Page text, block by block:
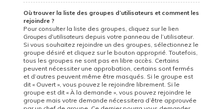
Où trouver la liste des groupes d’utilisateurs et comment les
rejoindre ?
Pour consulter la liste des groupes, cliquez sur le lien
Groupes d’utilisateurs depuis votre panneau de l’utilisateur.
Si vous souhaitez rejoindre un des groupes, sélectionnez le
groupe désiré et cliquez sur le bouton approprié. Toutefois,
tous les groupes ne sont pas en libre accès. Certains
peuvent nécessiter une approbation, certains sont fermés
et d’autres peuvent même être masqués. Si le groupe est
dit « Ouvert », vous pouvez le rejoindre librement. Si le
groupe est dit « À la demande », vous pouvez rejoindre le
groupe mais votre demande nécessitera d’être approuvée